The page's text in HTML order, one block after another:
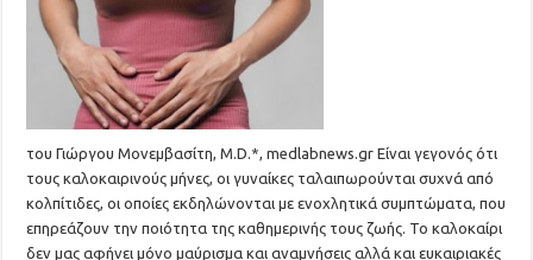
του Γιώργου Μονεμβασίτη, M.D.*, medlabnews.gr Είναι γεγονός ότι
τους καλοκαιρινούς μήνες, οι γυναίκες ταλαιπωρούνται συχνά από
κολπίτιδες, οι οποίες εκδηλώνονται με ενοχλητικά συμπτώματα, που
επηρεάζουν την ποιότητα της καθημερινής τους ζωής. Το καλοκαίρι
δεν μας αφήνει μόνο μαύρισμα και αναμνήσεις αλλά και ευκαιριακές